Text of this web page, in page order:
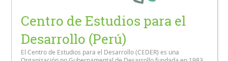
Centro de Estudios para el
Desarrollo (Perú)
El Centro de Estudios para el Desarrollo (CEDER) es una